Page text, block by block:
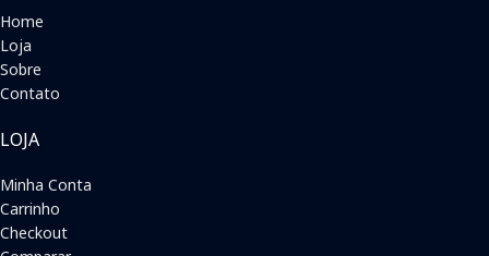
Home
Loja
Sobre
Contato
LOJA
Minha Conta
Carrinho
Checkout